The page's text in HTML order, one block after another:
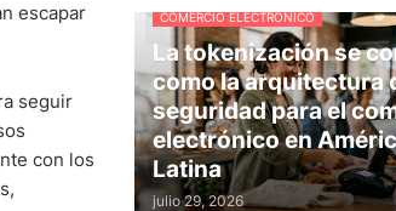
escapar
seguir
con los
COMERCIO ELECTRÓNICO
La tokenización se
como la arquitectura
seguridad para el
electrónico en
Latina
julio 29, 2026